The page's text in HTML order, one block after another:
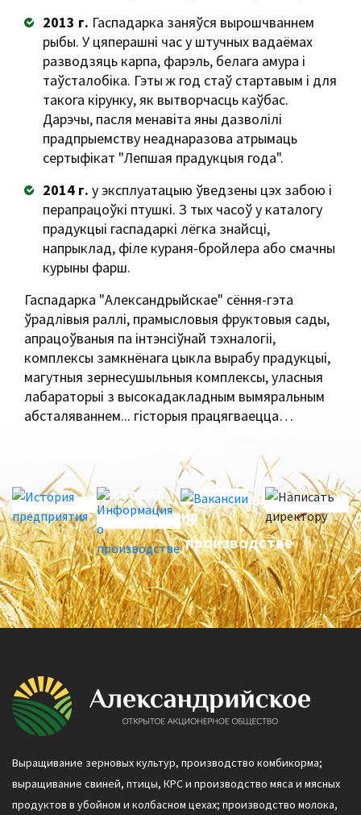
2013 г. Гаспадарка заняўся вырошчваннем
рыбы. У цяперашні час у штучных вадаёмах
разводзяць карпа, фарэль, белага амура і
таўсталобіка. Гэты ж год стаў стартавым і для
такога кірунку, як вытворчасць каўбас.
Дарэчы, пасля менавіта яны дазволілі
прадпрыемству неаднаразова атрымаць
сертыфікат "Лепшая прадукцыя года".
2014 г. у эксплуатацыю ўведзены цэх забою і
перапрацоўкі птушкі. З тых часоў у каталогу
прадукцыі гаспадаркі лёгка знайсці,
напрыклад, філе кураня-бройлера або смачны
курыны фарш.
Гаспадарка "Александрыйскае" сёння-гэта
ўрадлівыя раллі, прамысловыя фруктовыя сады,
апрацоўваныя па інтэнсіўнай тэхналогіі,
комплексы замкнёнага цыкла вырабу прадукцыі,
магутныя зернесушыльныя комплексы, уласныя
лабараторыі з высокадакладным вымяральным
абсталяваннем... гісторыя працягваецца…
История
предприятия
Информация
о
производстве
Вакансии
Выращивание зерновых культур, производство комбикорма;
выращивание свиней, птицы, КРС и производство мяса и мясных
продуктов в убойном и колбасном цехах; производство молока,